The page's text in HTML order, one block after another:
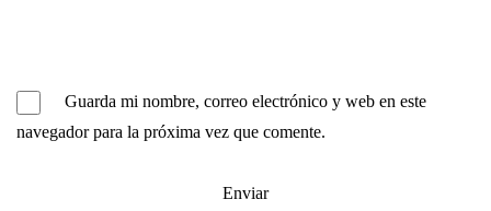
Guarda mi nombre, correo electrónico y web en este
navegador para la próxima vez que comente.